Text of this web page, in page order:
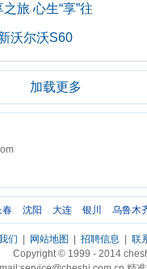
旅 心生“享”往
沃尔沃S60
加载更多
春 沈阳 大连 银川 乌鲁木
们 网站地图 招聘信息
联
Copyright © 1999 - 2014